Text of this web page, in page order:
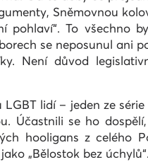
Sněmovnou
pohlaví“. To všechno
se neposunul ani
Není důvod
lidí – jeden ze
Účastnili se ho
hooligans z celého
„Bělostok bez úchylů“.